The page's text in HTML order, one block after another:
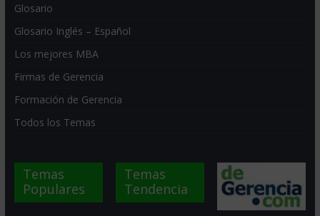
Glosario
Glosario Inglés – Español
Los mejores MBA
Firmas de Gerencia
Formación de Gerencia
Todos los Temas
Temas
Populares
Temas
Tendencia